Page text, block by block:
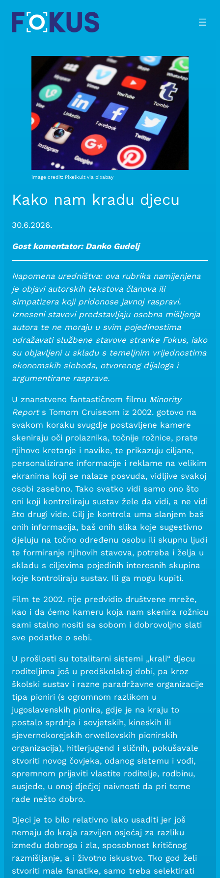
Skip
content
image credit: Pixelkult via pixabay
Kako nam kradu djecu
30.6.2026.
Gost komentator: Danko Gudelj
Napomena uredništva: ova rubrika namijenjena
je objavi autorskih tekstova članova ili
simpatizera koji pridonose javnoj raspravi.
Izneseni stavovi predstavljaju osobna mišljenja
autora te ne moraju u svim pojedinostima
odražavati službene stavove stranke Fokus, iako
su objavljeni u skladu s temeljnim vrijednostima
ekonomskih sloboda, otvorenog dijaloga i
argumentirane rasprave.
U znanstveno fantastičnom filmu Minority
Reports Tomom Cruiseom iz 2002. gotovo na
svakom koraku svugdje postavljene kamere
skeniraju oči prolaznika, točnije rožnice, prate
njihovo kretanje i navike, te prikazuju ciljane,
personalizirane informacije i reklame na velikim
ekranima koji se nalaze posvuda, vidljive svakoj
osobi zasebno. Tako svatko vidi samo ono što
oni koji kontroliraju sustav žele da vidi, a ne vidi
što drugi vide. Cilj je kontrola uma slanjem baš
onih informacija, baš onih slika koje sugestivno
djeluju na točno određenu osobu ili skupnu ljudi
te formiranje njihovih stavova, potreba i želja u
skladu s ciljevima pojedinih interesnih skupina
koje kontroliraju sustav. Ili ga mogu kupiti.
Film te 2002. nije predvidio društvene mreže,
kao i da ćemo kameru koja nam skenira rožnicu
sami stalno nositi sa sobom i dobrovoljno slati
sve podatke o sebi.
U prošlosti su totalitarni sistemi „krali“ djecu
roditeljima još u predškolskoj dobi, pa kroz
školski sustav i razne paradržavne organizacije
tipa pioniri (s ogromnom razlikom u
jugoslavenskih pionira, gdje je na kraju to
postalo sprdnja i sovjetskih, kineskih ili
sjevernokorejskih orwellovskih pionirskih
organizacija), hitlerjugend i sličnih, pokušavale
stvoriti novog čovjeka, odanog sistemu i vođi,
spremnom prijaviti vlastite roditelje, rodbinu,
susjede, u onoj dječjoj naivnosti da pri tome
rade nešto dobro.
Djeci je to bilo relativno lako usaditi jer još
nemaju do kraja razvijen osjećaj za razliku
između dobroga i zla, sposobnost kritičnog
razmišljanje, a i životno iskustvo. Tko god želi
stvoriti male fanatike, samo treba selektirati